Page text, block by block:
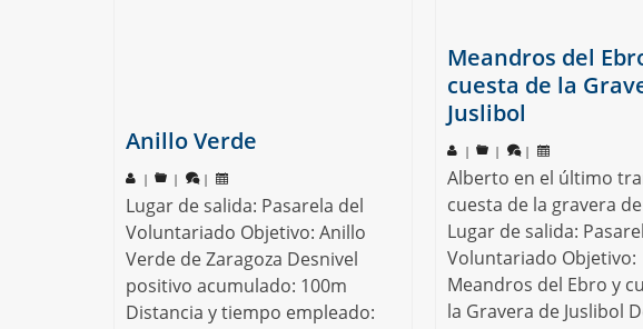
Meandros del
cuesta de la
Juslibol
| | |
Alberto en el último
cuesta de la gravera
Lugar de salida:
Voluntariado Objetivo:
Meandros del Ebro y
la Gravera de Juslibol
Anillo Verde
| | |
Lugar de salida: Pasarela del
Voluntariado Objetivo: Anillo
Verde de Zaragoza Desnivel
positivo acumulado: 100m
Distancia y tiempo empleado: